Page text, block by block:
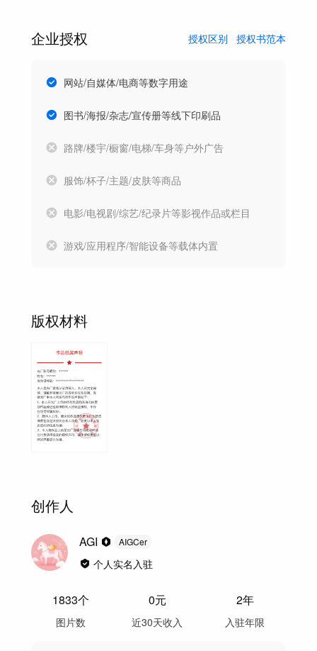
企业授权 授权区别 授权书范本
网站/自媒体/电商等数字用途
图书/海报/杂志/宣传册等线下印刷品
路牌/楼宇/橱窗/电梯/车身等户外广告
服饰/杯子/主题/皮肤等商品
电影/电视剧/综艺/纪录片等影视作品或栏目
游戏/应用程序/智能设备等载体内置
版权材料
创作人
AGI AIGCer
个人实名入驻
1833个
图片数
0元
近30天收入
2年
入驻年限